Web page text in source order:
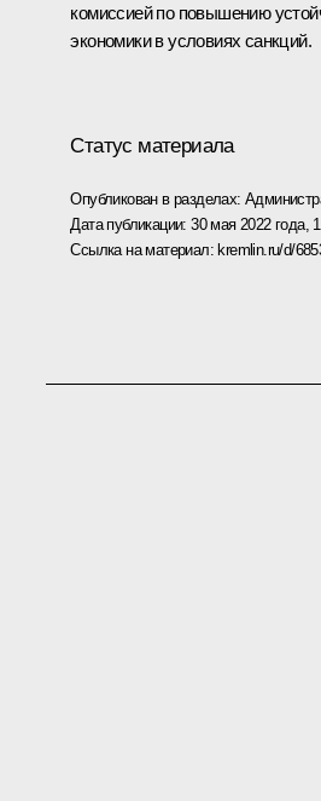
комиссией по повышению
экономики в условиях санкций.
Статус материала
Опубликован в разделах:
Дата публикации:30 мая 2022 года,
Ссылка на материал: kremlin.ru/d/